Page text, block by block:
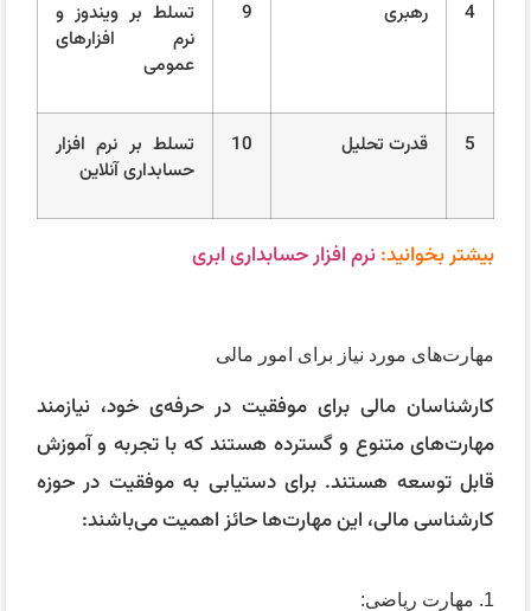
4 رهبری 9
تسلط بر ویندوز و
نرم افزارهای
عمومی
5 قدرت تحلیل 10
تسلط بر نرم افزار
حسابداری آنلاین
بیشتر بخوانید:نرم افزار حسابداری ابری
مهارت‌های مورد نیاز برای امور مالی
کارشناسان مالی برای موفقیت در حرفه‌ی خود، نیازمند
مهارت‌های متنوع و گسترده هستند که با تجربه و آموزش
قابل توسعه هستند. برای دستیابی به موفقیت در حوزه
کارشناسی مالی، این مهارت‌ها حائز اهمیت می‌باشند:
1. مهارت ریاضی: